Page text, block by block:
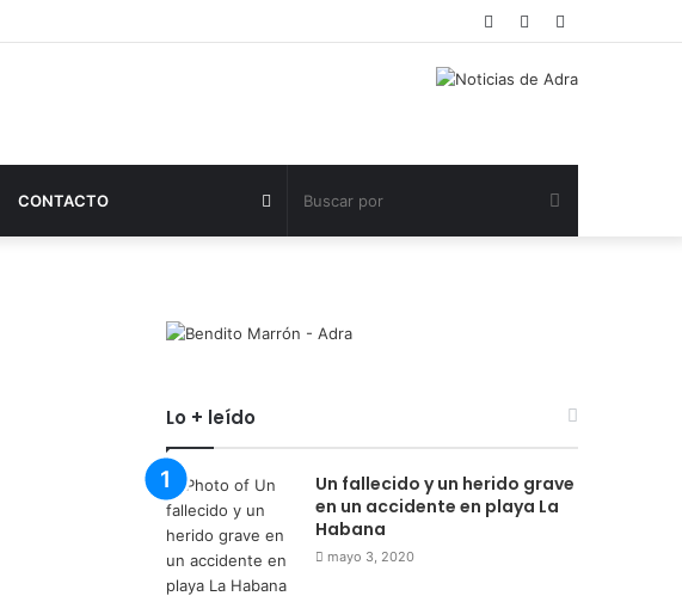
Publicación
Acceso
CONTACTO Buscar
Publicación
azar
Lo + leído
Un fallecido y un herido grave
en un accidente en playa La
Habana
mayo 3, 2020